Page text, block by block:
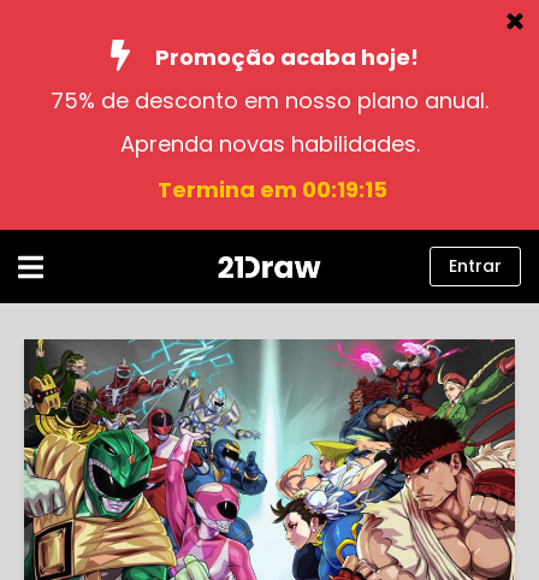
Promoção acaba hoje!
75% de desconto em nosso plano anual.
Aprenda novas habilidades.
Termina em 00:19:14
Cursos
Sobre nós
Entrar
Português
Entrar